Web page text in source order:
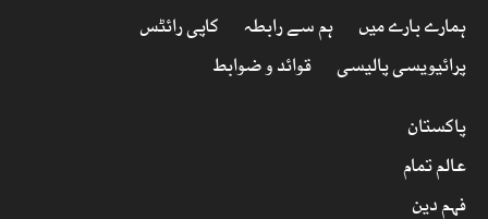
ہمارے بارے میں ہم سے رابطہ
کاپی رائٹس
پرائیویسی پالیسی
قوائد و ضوابط
پاکستان
عالم تمام
فہم دین